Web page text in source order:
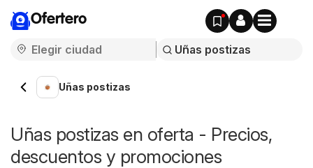
Ofertero
Uñas postizas
Uñas postizas en oferta - Precios,
descuentos y promociones